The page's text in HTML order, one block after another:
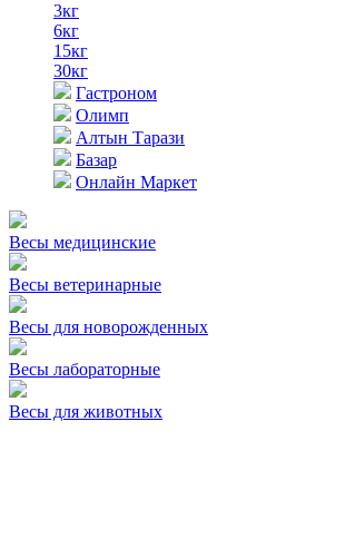
3кг
6кг
15кг
30кг
Гастроном
Олимп
Алтын Тарази
Базар
Онлайн Маркет
Весы медицинские
Весы ветеринарные
Весы для новорожденных
Весы лабораторные
Весы для животных